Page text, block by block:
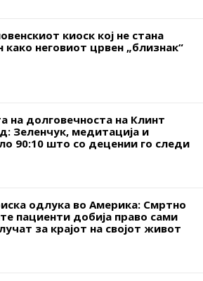
киоск кој не стана
како неговиот црвен „близнак“
на долговечноста на Клинт
Зеленчук, медитација и
90:10 што со децении го следи
одлука во Америка: Смртно
пациенти добија право сами
за крајот на својот живот